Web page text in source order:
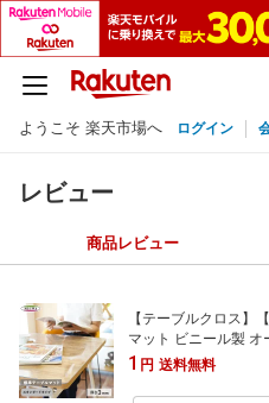
ようこそ 楽天市場へ ログイン
レビュー
商品レビュー
【テーブルクロス】
マット ビニール製 オ
mm
1 円 送料無料